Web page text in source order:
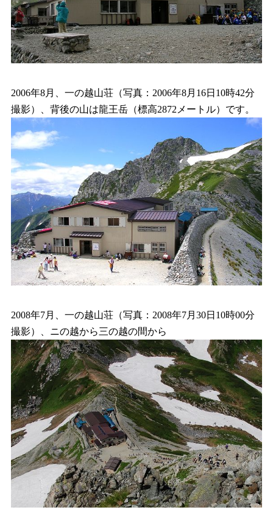
2006年8月、一の越山荘（写真：2006年8月16日10時42分
撮影）、背後の山は龍王岳（標高2872メートル）です。
2008年7月、一の越山荘（写真：2008年7月30日10時00分
撮影）、ニの越から三の越の間から